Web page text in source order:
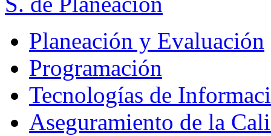
Planeación y Evaluación
Programación
Tecnologías de
Aseguramiento de la